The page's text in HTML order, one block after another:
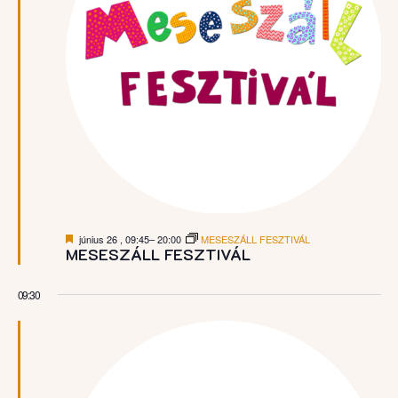
MESESZÁLL FESZTIVÁL
Kiemelt
június 26 , 09:45–20:00 MESESZÁLL FESZTIVÁL
09:30